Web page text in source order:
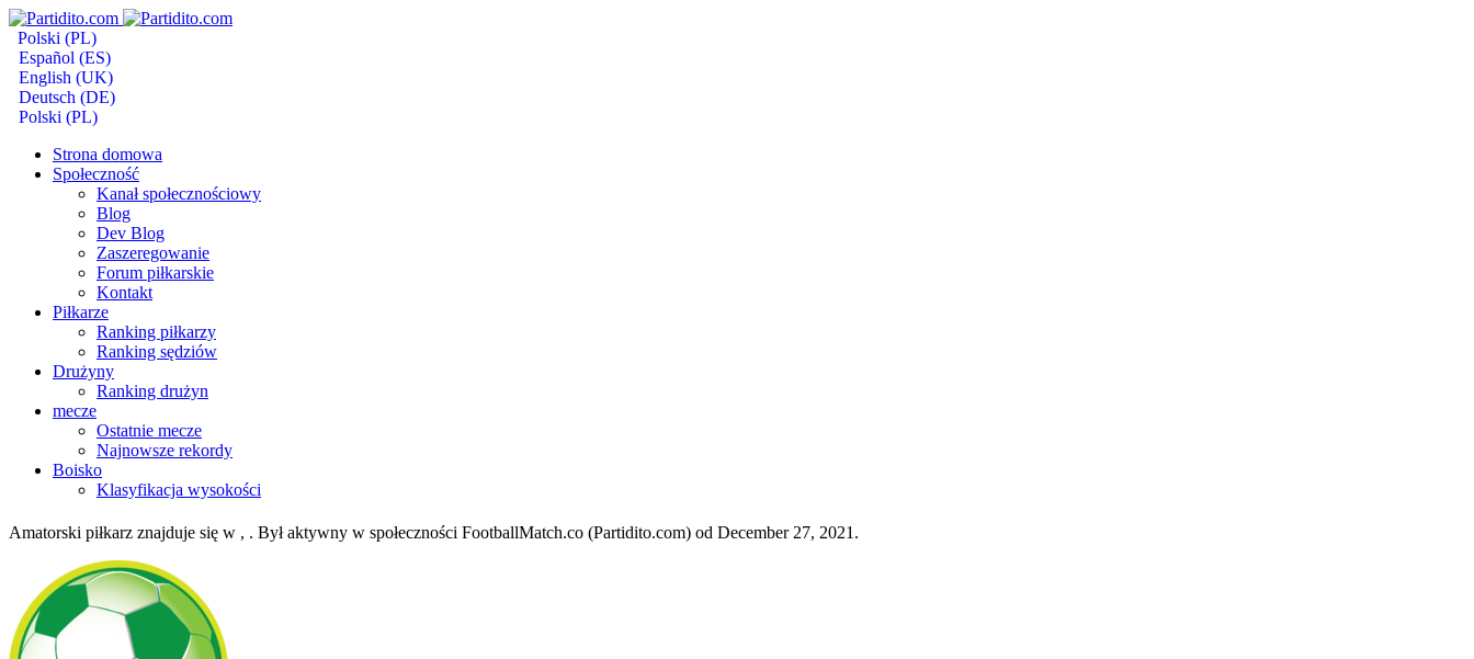
Polski (PL)
Español (ES)
English (UK)
Deutsch (DE)
Polski (PL)
Strona domowa
Społeczność
Kanał społecznościowy
Blog
Dev Blog
Zaszeregowanie
Forum piłkarskie
Kontakt
Piłkarze
Ranking piłkarzy
Ranking sędziów
Drużyny
Ranking drużyn
mecze
Ostatnie mecze
Najnowsze rekordy
Boisko
Klasyfikacja wysokości
Amatorski piłkarz znajduje się w , . Był aktywny w społeczności FootballMatch.co (Partidito.com) od December 27, 2021.